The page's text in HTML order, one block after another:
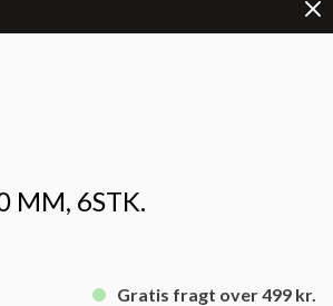
MM, 6STK.
Gratis fragt over 499 kr.